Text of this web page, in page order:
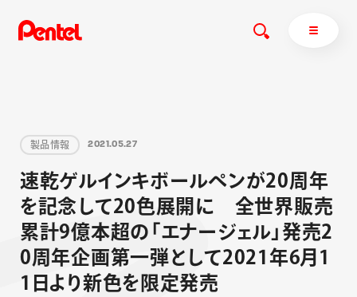
エナージェル サインペン オレンズ
商品を探す
商品を探すトップ
ボールペン
ペン
マーカー
シャープペン
ぺんてるについて
ぺんてるについてトップ
メッセージ
製品情報 2021.05.27
速乾ゲルインキボールペンが20周 年
を記念 して20色展 開 に 全世界販売
累計9億本超の 「 エナー ジェル 」 発売2
0周 年企画第一弾と して2021 年6月 1
1
日 よ り新色を 限定発売